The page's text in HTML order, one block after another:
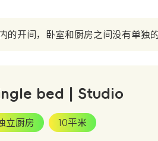
开间，卧室和厨房之间没有单独的
bed | Studio
立厨房 10平米